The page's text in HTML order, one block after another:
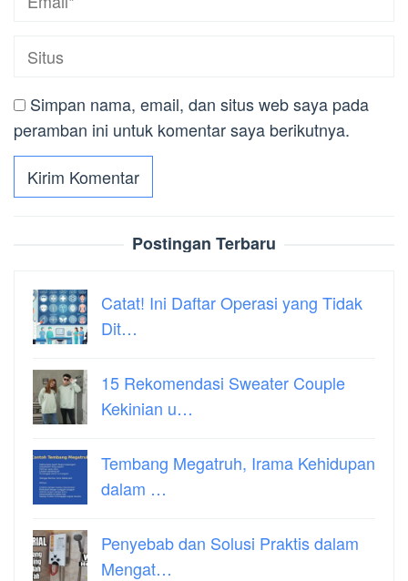
Simpan nama, email, dan situs web saya pada
peramban ini untuk komentar saya berikutnya.
Postingan Terbaru
Catat! Ini Daftar Operasi yang Tidak
Dit…
15 Rekomendasi Sweater Couple
Kekinian u…
Tembang Megatruh, Irama Kehidupan
dalam …
Penyebab dan Solusi Praktis dalam
Mengat…